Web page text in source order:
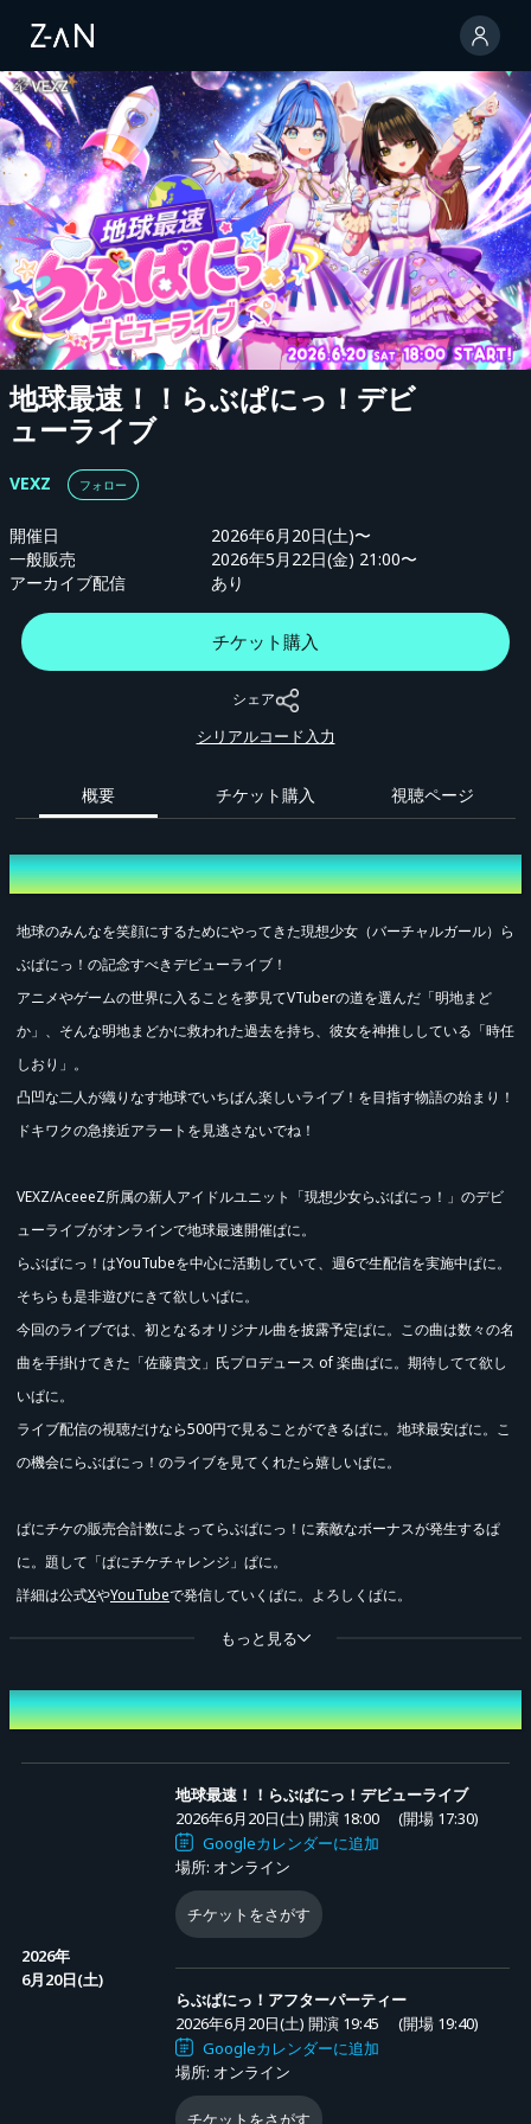
先行販売 (抽選)
地球最速！！らぶぱにっ！デビ
ューライブ
VEXZ フォロー
開催日
2026年6月20日(土)〜
一般販売
2026年5月22日(金) 21:00〜
アーカイブ配信
あり
チケット購入
シェア
シリアルコード入力
概要 チケット購入 視聴ページ
概要
地球のみんなを笑顔にするためにやってきた現想少女（バーチャルガール）ら
ぶぱにっ！の記念すべきデビューライブ！
アニメやゲームの世界に入ることを夢見てVTuberの道を選んだ「明地まど
か」、そんな明地まどかに救われた過去を持ち、彼女を神推ししている「時任
しおり」。
凸凹な二人が織りなす地球でいちばん楽しいライブ！を目指す物語の始まり！
ドキワクの急接近アラートを見逃さないでね！
VEXZ/AceeeZ所属の新人アイドルユニット「現想少女らぶぱにっ！」のデビ
ューライブがオンラインで地球最速開催ぱに。
らぶぱにっ！はYouTubeを中心に活動していて、週6で生配信を実施中ぱに。
そちらも是非遊びにきて欲しいぱに。
今回のライブでは、初となるオリジナル曲を披露予定ぱに。この曲は数々の名
曲を手掛けてきた「佐藤貴文」氏プロデュース of 楽曲ぱに。期待してて欲し
いぱに。
ライブ配信の視聴だけなら500円で見ることができるぱに。地球最安ぱに。こ
の機会にらぶぱにっ！のライブを見てくれたら嬉しいぱに。
ぱにチケの販売合計数によってらぶぱにっ！に素敵なボーナスが発生するぱ
に。題して「ぱにチケチャレンジ」ぱに。
詳細は公式XやYouTubeで発信していくぱに。よろしくぱに。
■開催概要
＜開催日時＞
2026年6月20日(土)
【地球最速！！らぶぱにっ！デビューライブ】開演18:00 (開場17:30)
【らぶぱにっ！アフターパーティー】開演19:30 (開場19:25)
現想少女らぶぱにっ！（ 明地まどか 、 時任しおり
■オンライン配信チケット
2026年5月22日(金) 21:00 〜 2026年6月20日(土) 18:00
もっと見る
開催日時
2026年
6月20日(土)
地球最速！！らぶぱにっ！デビューライブ
2026年6月20日(土) 開演 18:00
(開場 17:30)
Googleカレンダーに追加
場所: オンライン
チケットをさがす
らぶぱにっ！アフターパーティー
2026年6月20日(土) 開演 19:45
(開場 19:40)
Googleカレンダーに追加
場所: オンライン
チケットをさがす